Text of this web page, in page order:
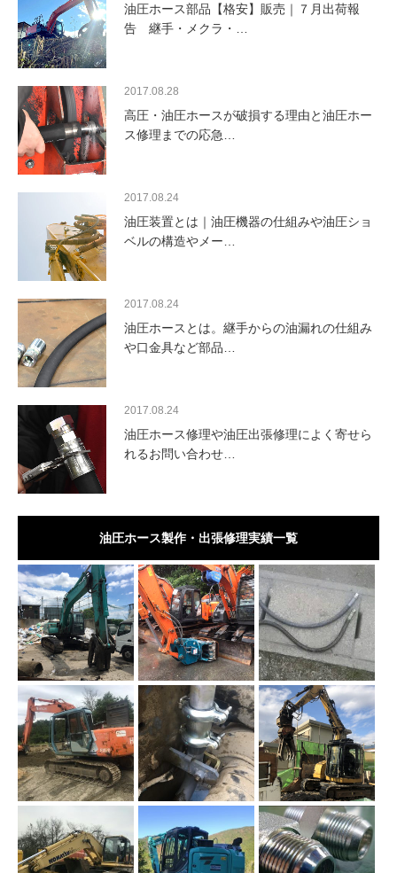
油圧ホース部品【格安】販売｜７月出荷報
告 継手・メクラ・…
2017.08.28
高圧・油圧ホースが破損する理由と油圧ホー
ス修理までの応急…
2017.08.24
油圧装置とは｜油圧機器の仕組みや油圧ショ
ベルの構造やメー…
2017.08.24
油圧ホースとは。継手からの油漏れの仕組み
や口金具など部品…
2017.08.24
油圧ホース修理や油圧出張修理によく寄せら
れるお問い合わせ…
油圧ホース製作・出張修理実績一覧